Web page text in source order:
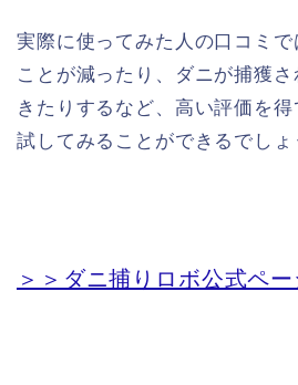
実際に使ってみた人の口コミ
ことが減ったり、ダニが捕獲
きたりするなど、高い評価を
試してみることができるでしょ
＞＞ダニ捕りロボ公式ペー